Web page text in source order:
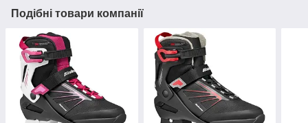
Подібні товари компанії